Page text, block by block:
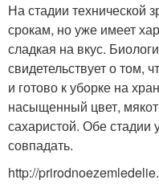
На стадии технической
срокам, но уже имеет
сладкая на вкус.
свидетельствует о том,
и готово к уборке на
насыщенный цвет,
сахаристой. Обе стадии
совпадать.
http://